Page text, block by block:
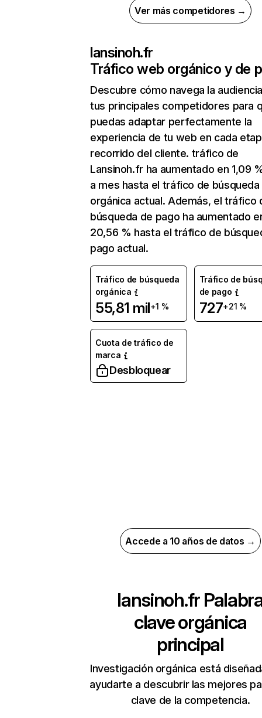
Ver más competidores →
lansinoh.fr
Tráfico web orgánico y de
Descubre cómo navega la
tus principales competidores para
puedas adaptar perfectamente la
experiencia de tu web en cada
recorrido del cliente. tráfico de
Lansinoh.fr ha aumentado en 1,09
a mes hasta el tráfico de búsqueda
orgánica actual. Además, el tráfico
búsqueda de pago ha aumentado
20,56 % hasta el tráfico de
pago actual.
Tráfico de búsqueda
orgánica
55,81 mil+1 %
Tráfico de
de pago
727+21 %
Cuota de tráfico de
marca
Desbloquear
Accede a 10 años de datos →
lansinoh.fr
clave orgánica
principal
Investigación orgánica está
ayudarte a descubrir las mejores
clave de la competencia.